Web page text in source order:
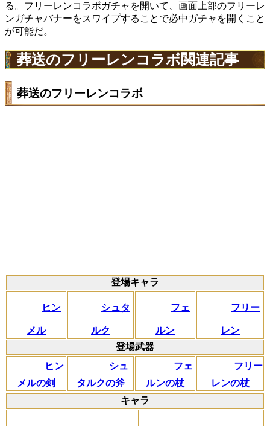
る。フリーレンコラボガチャを開いて、画面上部のフリーレ
ンガチャバナーをスワイプすることで必中ガチャを開くこと
が可能だ。
葬送のフリーレンコラボ関連記事
葬送のフリーレンコラボ
登場キャラ
ヒン
メル
シュタ
ルク
フェ
ルン
フリー
レン
登場武器
ヒン
メルの剣
シュ
タルクの斧
フェ
ルンの杖
フリー
レンの杖
キャラ